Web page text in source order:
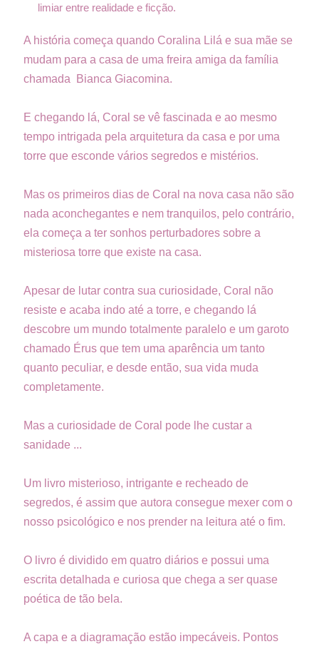
limiar entre realidade e ficção.
A história começa quando Coralina Lilá e sua mãe se
mudam para a casa de uma freira amiga da família
chamada Bianca Giacomina.
E chegando lá, Coral se vê fascinada e ao mesmo
tempo intrigada pela arquitetura da casa e por uma
torre que esconde vários segredos e mistérios.
Mas os primeiros dias de Coral na nova casa não são
nada aconchegantes e nem tranquilos, pelo contrário,
ela começa a ter sonhos perturbadores sobre a
misteriosa torre que existe na casa.
Apesar de lutar contra sua curiosidade, Coral não
resiste e acaba indo até a torre, e chegando lá
descobre um mundo totalmente paralelo e um garoto
chamado Érus que tem uma aparência um tanto
quanto peculiar, e desde então, sua vida muda
completamente.
Mas a curiosidade de Coral pode lhe custar a
sanidade ...
Um livro misterioso, intrigante e recheado de
segredos, é assim que autora consegue mexer com o
nosso psicológico e nos prender na leitura até o fim.
O livro é dividido em quatro diários e possui uma
escrita detalhada e curiosa que chega a ser quase
poética de tão bela.
A capa e a diagramação estão impecáveis. Pontos